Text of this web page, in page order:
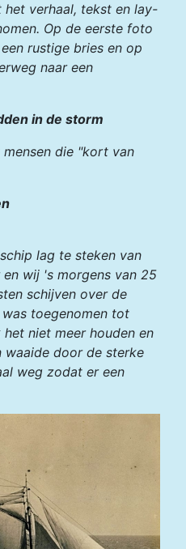
verhaal, tekst en lay-
Op de eerste foto
rustige bries en op
naar een
in de storm
die "kort van
lag te steken van
wij 's morgens van 25
schijven over de
toegenomen tot
niet meer houden en
waaide door de sterke
weg zodat er een